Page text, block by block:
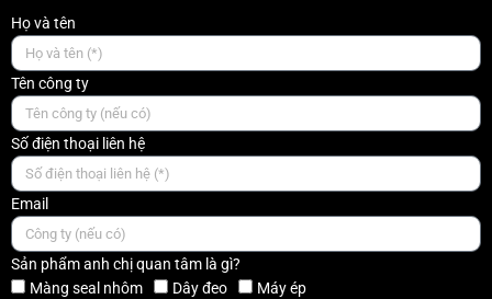
Họ và tên
Tên công ty
Số điện thoại liên hệ
Email
Sản phẩm anh chị quan tâm là gì?
Màng seal nhôm
Dây đeo Máy ép